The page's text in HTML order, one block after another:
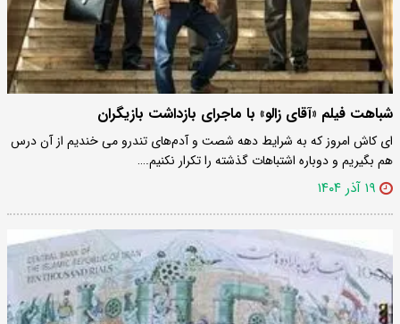
شباهت فیلم «آقای زالو» با ماجرای بازداشت بازیگران
ای کاش امروز که به شرایط دهه شصت و آدم‌های تندرو می خندیم از آن درس
هم بگیریم و دوباره اشتباهات گذشته را تکرار نکنیم.…
۱۹ آذر ۱۴۰۴